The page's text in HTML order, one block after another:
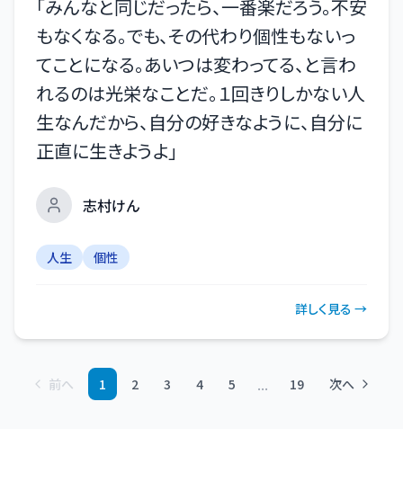
「みんなと同じだったら、一番楽だろう。不安
もなくなる。でも、その代わり個性もないっ
てことになる。あいつは変わってる、と言わ
れるのは光栄なことだ。１回きりしかない人
生なんだから、自分の好きなように、自分に
正直に生きようよ 」
志村けん
人生 個性
詳しく見る →
前へ 1 2 3 4 5 ... 19 次へ